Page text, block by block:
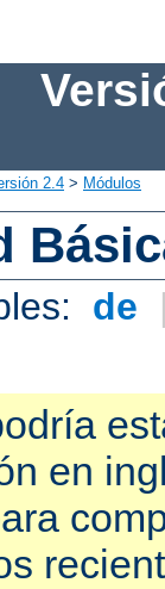
2.4 > Módulos
de
en